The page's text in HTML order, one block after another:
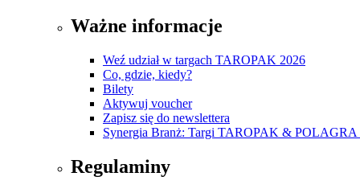
Ważne informacje
Weź udział w targach TAROPAK 2026
Co, gdzie, kiedy?
Bilety
Aktywuj voucher
Zapisz się do newslettera
Synergia Branż: Targi TAROPAK & POLAGRA
Regulaminy